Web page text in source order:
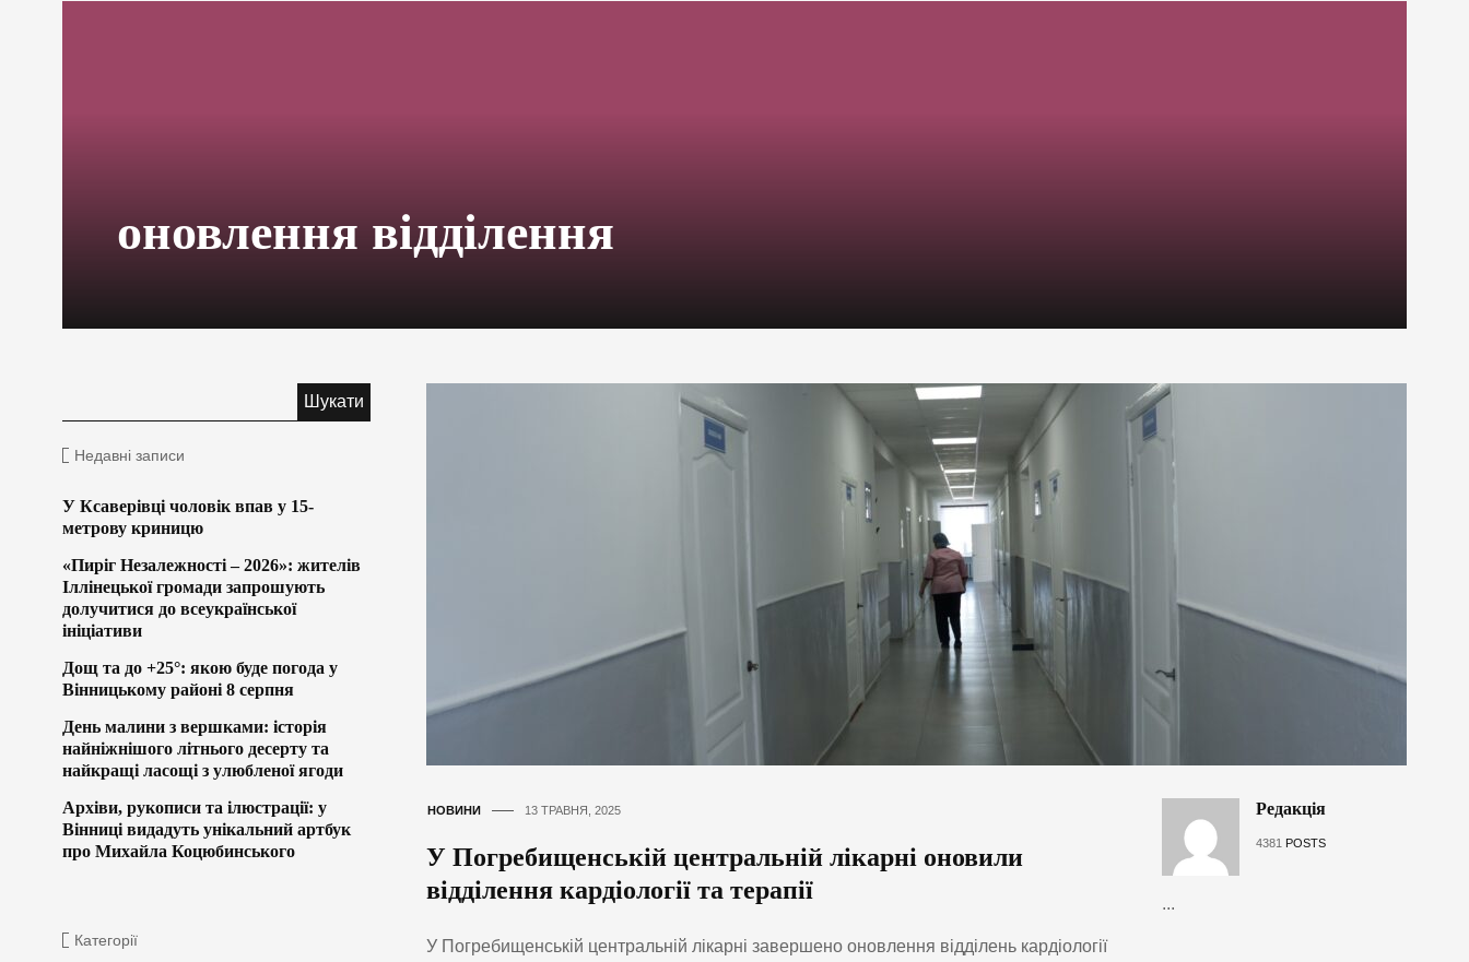
оновлення відділення
НОВИНИ 13 ТРАВНЯ, 2025
У Погребищенській центральній лікарні оновили
відділення кардіології та терапії
У Погребищенській центральній лікарні завершено оновлення відділень кардіології
Редакція
4381 POSTS
...
Недавні записи
У Ксаверівці чоловік впав у 15-
метрову криницю
«Пиріг Незалежності – 2026»: жителів
Іллінецької громади запрошують
долучитися до всеукраїнської
ініціативи
Дощ та до +25°: якою буде погода у
Вінницькому районі 8 серпня
День малини з вершками: історія
найніжнішого літнього десерту та
найкращі ласощі з улюбленої ягоди
Архіви, рукописи та ілюстрації: у
Вінниці видадуть унікальний артбук
про Михайла Коцюбинського
Категорії